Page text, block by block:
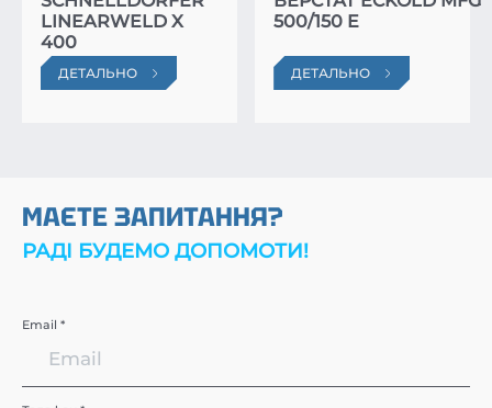
LINEARWELD X
400
ДЕТАЛЬНО
500/150 E
ДЕТАЛЬНО
МАЄТЕ ЗАПИТАННЯ?
РАДІ БУДЕМО ДОПОМОТИ!
Email *